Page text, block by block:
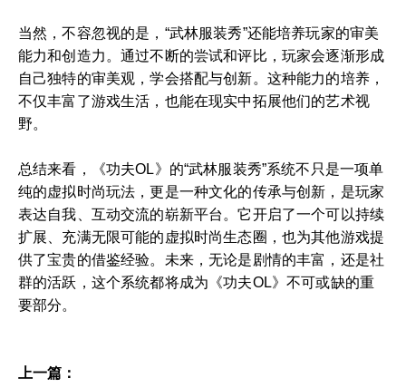
当然，不容忽视的是，“武林服装秀”还能培养玩家的审美
能力和创造力。通过不断的尝试和评比，玩家会逐渐形成
自己独特的审美观，学会搭配与创新。这种能力的培养，
不仅丰富了游戏生活，也能在现实中拓展他们的艺术视
野。
总结来看，《功夫OL》的“武林服装秀”系统不只是一项单
纯的虚拟时尚玩法，更是一种文化的传承与创新，是玩家
表达自我、互动交流的崭新平台。它开启了一个可以持续
扩展、充满无限可能的虚拟时尚生态圈，也为其他游戏提
供了宝贵的借鉴经验。未来，无论是剧情的丰富，还是社
群的活跃，这个系统都将成为《功夫OL》不可或缺的重
要部分。
上一篇：